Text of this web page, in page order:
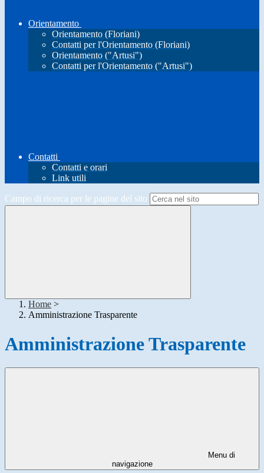
Orientamento
Orientamento (Floriani)
Contatti per l'Orientamento (Floriani)
Orientamento ("Artusi")
Contatti per l'Orientamento ("Artusi")
Contatti
Contatti e orari
Link utili
Campo di ricerca per le pagine del sito
Home >
Amministrazione Trasparente
Amministrazione Trasparente
Menu di
navigazione